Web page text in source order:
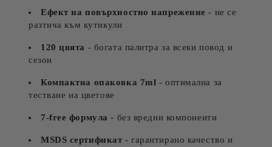
Ефект на повърхностно напрежение - не се
разтича към кутикули
120 цвята - богата палитра за всеки повод и
сезон
Компактна опаковка 7ml - оптимална за
тестване на цветове
7-free формула - без вредни компоненти
MSDS сертификат - гарантирано качество и